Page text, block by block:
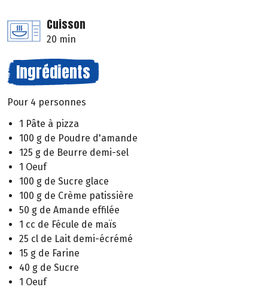
Cuisson
20 min
Ingrédients
Pour 4 personnes
1 Pâte à pizza
100 g de Poudre d'amande
125 g de Beurre demi-sel
1 Oeuf
100 g de Sucre glace
100 g de Crème patissière
50 g de Amande effilée
1 cc de Fécule de maïs
25 cl de Lait demi-écrémé
15 g de Farine
40 g de Sucre
1 Oeuf